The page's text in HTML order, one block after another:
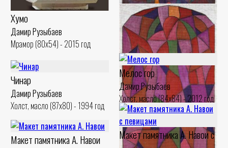
Хумо
Дамир Рузыбаев
Мрамор (80x54) - 2015 год
Из серии «Макомат»
Дамир Рузыбаев
Мелос гор
Дамир Рузыбаев
Холст, масло (84x84) - 2012 год
Чинар
Дамир Рузыбаев
Холст, масло (87x80) - 1994 год
Макет памятника А. Навои с
Макет памятника А. Навои